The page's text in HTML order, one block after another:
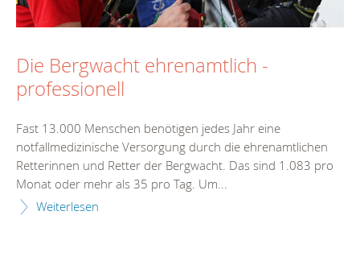
Die Bergwacht ehrenamtlich -
professionell
Fast 13.000 Menschen benötigen jedes Jahr eine
notfallmedizinische Versorgung durch die ehrenamtlichen
Retterinnen und Retter der Bergwacht. Das sind 1.083 pro
Monat oder mehr als 35 pro Tag. Um...
Weiterlesen